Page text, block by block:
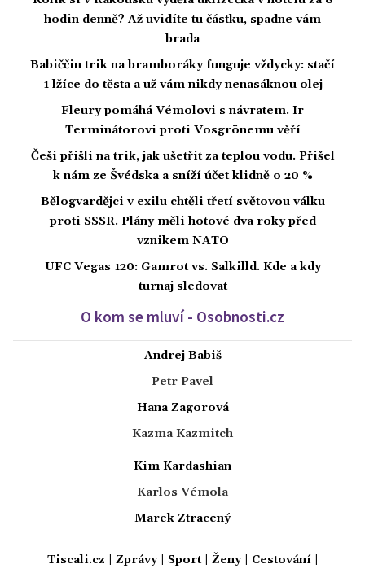
hodin denně? Až uvidíte tu částku, spadne vám
brada
Babiččin trik na bramboráky funguje vždycky: stačí
1 lžíce do těsta a už vám nikdy nenasáknou olej
Fleury pomáhá Vémolovi s návratem. Ir
Terminátorovi proti Vosgrönemu věří
Češi přišli na trik, jak ušetřit za teplou vodu. Přišel
k nám ze Švédska a sníží účet klidně o 20 %
Bělogvardějci v exilu chtěli třetí světovou válku
proti SSSR. Plány měli hotové dva roky před
vznikem NATO
UFC Vegas 120: Gamrot vs. Salkilld. Kde a kdy
turnaj sledovat
O kom se mluví - Osobnosti.cz
Andrej Babiš
Petr Pavel
Hana Zagorová
Kazma Kazmitch
Kim Kardashian
Karlos Vémola
Marek Ztracený
Tiscali.cz Zprávy| Sport| Ženy| Cestování|